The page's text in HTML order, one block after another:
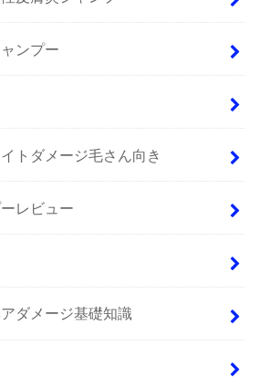
ンプー
トダメージ毛さん向き
レビュー
ダメージ基礎知識